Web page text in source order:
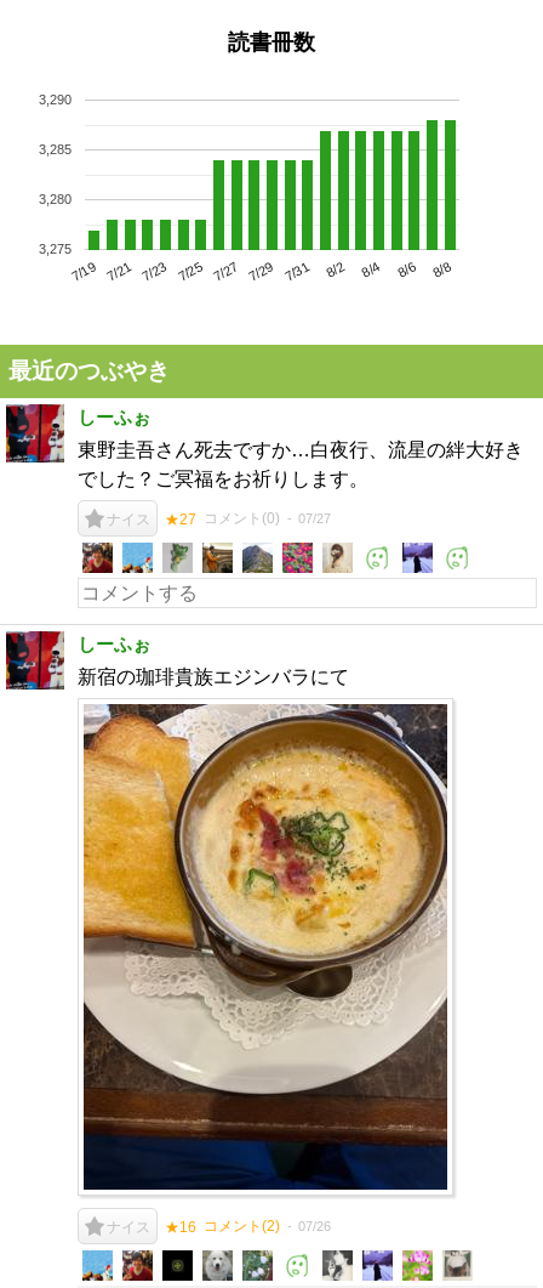
読書冊数
7/19 7/21 7/23 7/25 7/27 7/29 7/31 8/2 8/4 8/6 8/8
3,275
3,280
3,285
3,290
最近のつぶやき
しーふぉ
東野圭吾さん死去ですか…白夜行、流星の絆大好き
でした？ご冥福をお祈りします。
ナイス ★27 コメント(0) 07/27
しーふぉ
新宿の珈琲貴族エジンバラにて
ナイス ★16 コメント(2) 07/26